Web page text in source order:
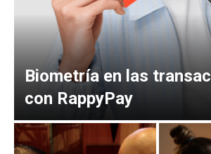
Biometría en las
con RappyPay